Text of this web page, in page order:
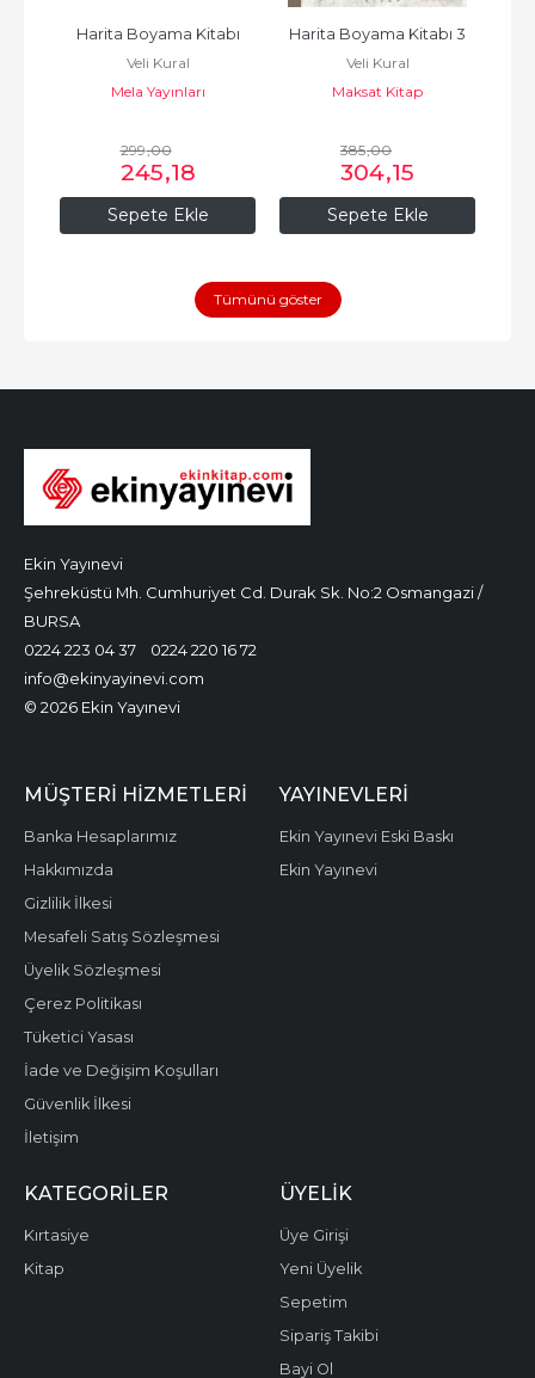
Sepete Ekle
Harita Boyama Kitabı
Veli Kural
Mela Yayınları
299,00
245,18
Sepete Ekle
Harita Boyama Kitabı 3
Veli Kural
Maksat Kitap
385,00
304,15
Tümünü göster
Ekin Yayınevi
Şehreküstü Mh. Cumhuriyet Cd. Durak Sk. No:2 Osmangazi /
BURSA
0224 223 04 37
0224 220 16 72
info@ekinyayinevi.com
© 2026 Ekin Yayınevi
MÜŞTERI HIZMETLERI
Banka Hesaplarımız
Hakkımızda
Gizlilik İlkesi
Mesafeli Satış Sözleşmesi
Üyelik Sözleşmesi
Çerez Politikası
Tüketici Yasası
İade ve Değişim Koşulları
Güvenlik İlkesi
İletişim
YAYINEVLERI
Ekin Yayınevi Eski Baskı
Ekin Yayınevi
KATEGORILER
Kırtasiye
Kitap
ÜYELIK
Üye Girişi
Yeni Üyelik
Sepetim
Sipariş Takibi
Bayi Ol